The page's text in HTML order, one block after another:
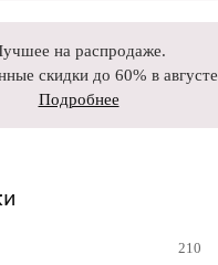
на распродаже.
скидки до 60% в августе
Подробнее
210